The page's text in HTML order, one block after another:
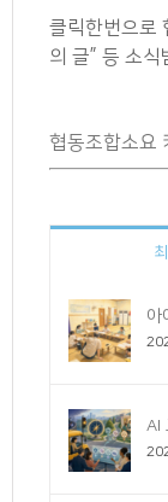
클릭한번으로
의 글” 등 소식
협동조합소요
아
AI